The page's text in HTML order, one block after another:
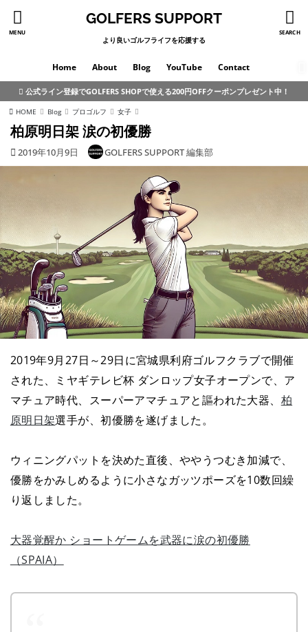
MENU SEARCH
GOLFERS SUPPORT
より良いゴルフライフを応援する
Home About Blog YouTube Contact
公式ライン登録でGOLFERS SHOPで使える200円OFFクーポンプレゼント中！
HOME Blog プロゴルフ 女子
柏原明日架 涙の初優勝
2019年10月9日 GOLFERS SUPPORT 編集部
2019年9月27日～29日に宮城県利府ゴルフクラブで開催
された、ミヤギテレビ杯 ダンロップ女子オープンで、ア
マチュア時代、スーパーアマチュアと謳われた大器、 柏
原明日架選手が、初優勝を遂げました。
ウィニングパットを決めた直後、ややうつむき加減で、
優勝をかみしめるように小さなガッツポーズを10数回繰
り返しました。
大器覚醒か ショートゲームを武器に涙の初優勝
（SPAIA）